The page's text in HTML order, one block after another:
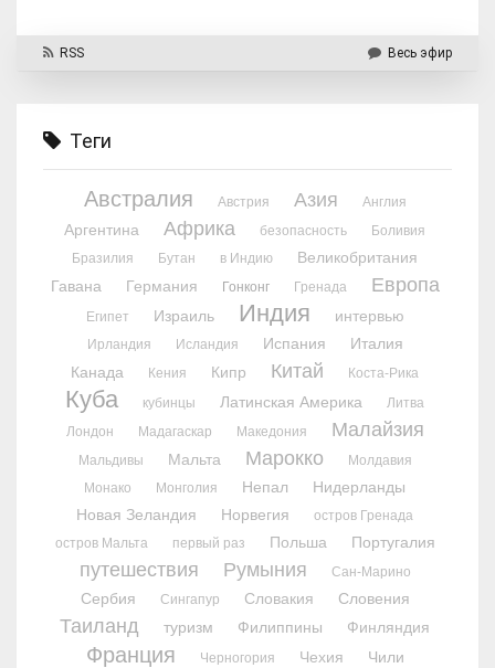
RSS Весь эфир
Теги
Австралия Австрия Азия Англия
Аргентина Африка безопасность
Боливия
Бразилия
Бутан в Индию
Великобритания
Гавана
Германия Гонконг Гренада Европа
Египет Израиль Индия интервью
Ирландия Исландия Испания
Италия
Канада
Кения Кипр Китай Коста-Рика
Куба кубинцы Латинская Америка
Литва
Лондон
Мадагаскар Македония Малайзия
Мальдивы Мальта Марокко
Молдавия
Монако
Монголия Непал
Нидерланды
Новая Зеландия
Норвегия
остров Гренада
остров Мальта
первый раз Польша Португалия
путешествия Румыния Сан-Марино
Сербия Сингапур Словакия Словения
Таиланд туризм Филиппины Финляндия
Франция Черногория Чехия
Чили